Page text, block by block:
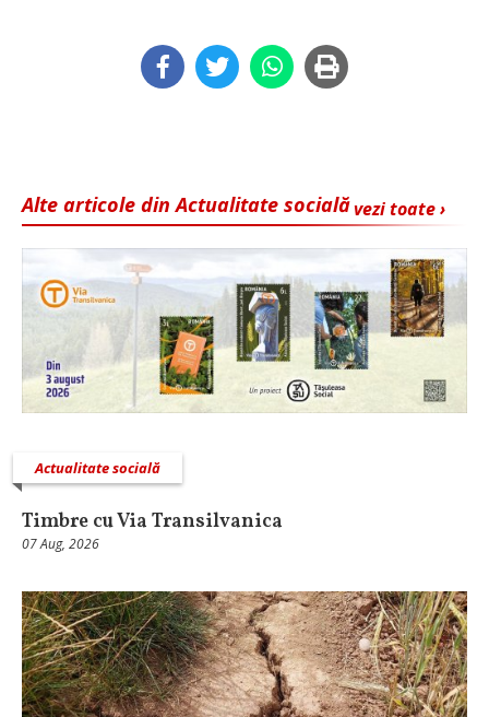
vezi toate ›
Alte articole din Actualitate socială
Actualitate socială
Timbre cu Via Transilvanica
07 Aug, 2026